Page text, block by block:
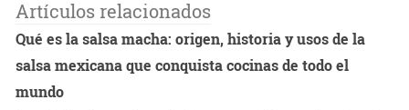
Artículos relacionados
Qué es la salsa macha: origen, historia y usos de la
salsa mexicana que conquista cocinas de todo el
mundo